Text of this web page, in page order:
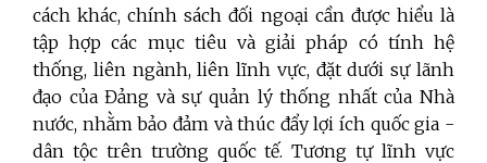
cách khác, chính sách đối ngoại cần được hiểu là
tập hợp các mục tiêu và giải pháp có tính hệ
thống, liên ngành, liên lĩnh vực, đặt dưới sự lãnh
đạo của Đảng và sự quản lý thống nhất của Nhà
nước, nhằm bảo đảm và thúc đẩy lợi ích quốc gia -
dân tộc trên trường quốc tế. Tương tự lĩnh vực